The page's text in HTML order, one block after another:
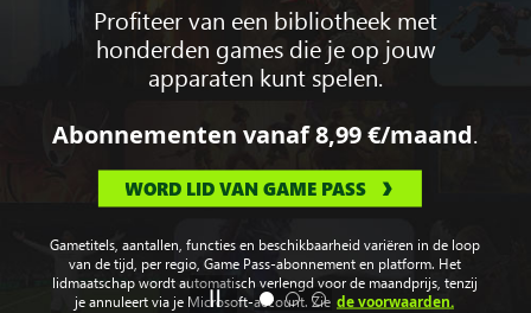
Profiteer van een bibliotheek met
honderden games die je op jouw
apparaten kunt spelen.
Abonnementen vanaf8,99 €/maand
WORD LID VAN GAME PASS
Gametitels, aantallen, functies en beschikbaarheid variëren in de loop
van de tijd, per regio, Game Pass-abonnement en platform. Het
lidmaatschap wordt automatisch verlengd voor de maandprijs, tenzij
je annuleert via je Microsoft-account. Zie de voorwaarden.